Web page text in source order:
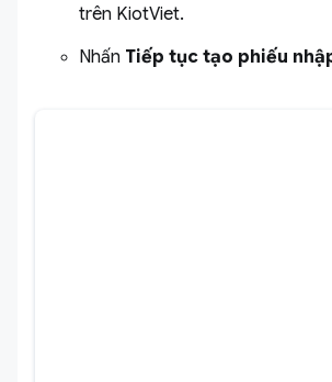
trên KiotViet.
Nhấn Tiếp tục tạo phiếu